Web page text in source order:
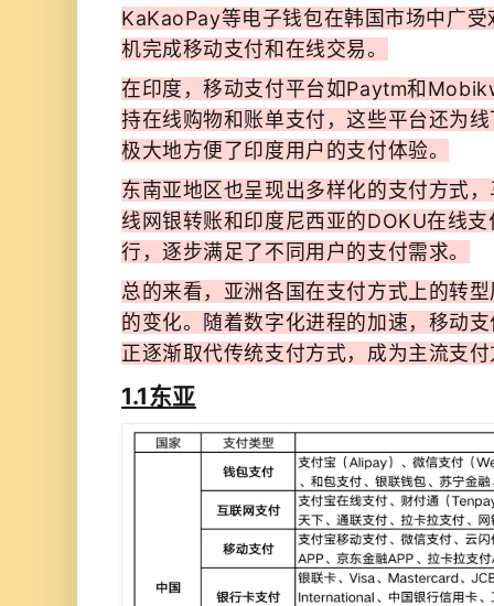
KaKaoPay等电子钱包在韩国市场中广
机完成移动支付和在线交易。
在印度，移动支付平台如Paytm和
持在线购物和账单支付，这些平台还为
极大地方便了印度用户的支付体验。
东南亚地区也呈现出多样化的支付方式
线网银转账和印度尼西亚的DOKU在线
行，逐步满足了不同用户的支付需求。
总的来看，亚洲各国在支付方式上的转
的变化。随着数字化进程的加速，移动
正逐渐取代传统支付方式，成为主流支
1.1东亚